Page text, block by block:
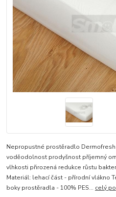
Nepropustné prostěradlo
voděodolnost prodyšnost příjemný
vlhkosti přirozená redukce růstu
Materiál: lehací část - přírodní vlákno
boky prostěradla - 100% PES... celý